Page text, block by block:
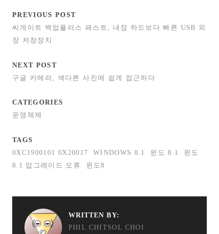
PREVIOUS POST
씨게이트 백업플러스 패스트, 내장 하드보다 빠른 USB 외
장 저장장치
NEXT POST
구글 카메라, 색다른 사진에 쉽게 접근하다
CATEGORIES
운영체제
TAGS
0XC1900101 0X20017
WINDOWS 8.1 윈도 8.1
윈도
8.1 업그레이드 오류
윈도8
WRITTEN BY:
PHIL CHITSOL CHOI